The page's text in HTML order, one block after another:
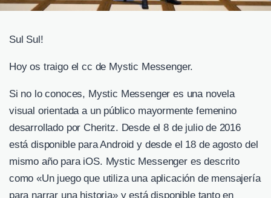
Sul Sul!
Hoy os traigo el cc de Mystic Messenger.
Si no lo conoces, Mystic Messenger es una novela
visual orientada a un público mayormente femenino
desarrollado por Cheritz.​ Desde el 8 de julio de 2016
está disponible para Android y desde el 18 de agosto del
mismo año para iOS. Mystic Messenger es descrito
como «Un juego que utiliza una aplicación de mensajería
para narrar una historia» y está disponible tanto en